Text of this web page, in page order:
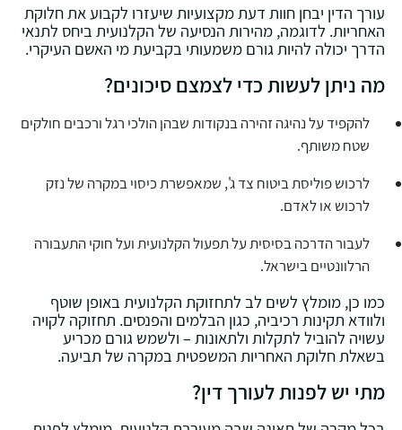
עורך הדין יבחן חוות דעת מקצועיות שיעזרו לקבוע את חלוקת
האחריות. לדוגמה, מהירות הנסיעה של הקלנועית ביחס לתנאי
הדרך יכולה להיות גורם משמעותי בקביעת מי האשם העיקרי.
מה ניתן לעשות כדי לצמצם סיכונים?
להקפיד על נהיגה זהירה בנקודות שבהן הולכי רגל ורכבים חולקים
שטח משותף.
לרכוש פוליסת ביטוח צד ג', שמאפשרת כיסוי במקרה של נזק
לרכוש או לאדם.
לעבור הדרכה בסיסית על תפעול הקלנועית ועל חוקי התעבורה
הרלוונטיים בישראל.
כמו כן, מומלץ לשים לב לתחזוקת הקלנועית באופן שוטף
ולוודא תקינות רכיביה, כגון הבלמים והפנסים. תחזוקה לקויה
עשויה להוביל לתקלות ולתאונות – ולשמש גורם מכריע
בשאלת חלוקת האחריות המשפטית במקרה של תביעה.
מתי יש לפנות לעורך דין?